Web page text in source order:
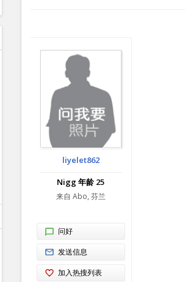
liyelet862
Nigg 年龄 25
来自 Abo, 芬兰
问好
发送信息
加入热搜列表